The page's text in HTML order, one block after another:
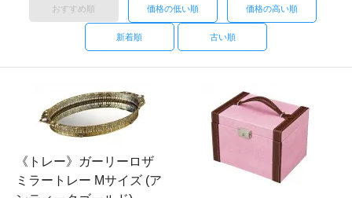
おすすめ順 価格の低い順 価格の高い順
新着順 古い順
《トレー》ガーリーロザ
ミラートレー Mサイズ (ア